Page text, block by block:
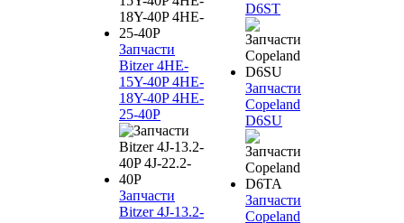
Запчасти
Bitzer 4HE-
15Y-40P 4HE-
18Y-40P 4HE-
25-40P
Запчасти
Bitzer 4J‐13.2-
D6ST
Запчасти
Copeland
D6SU
Запчасти
Copeland